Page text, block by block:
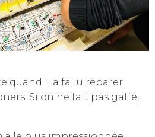
quand il a fallu réparer
Si on ne fait pas gaffe,